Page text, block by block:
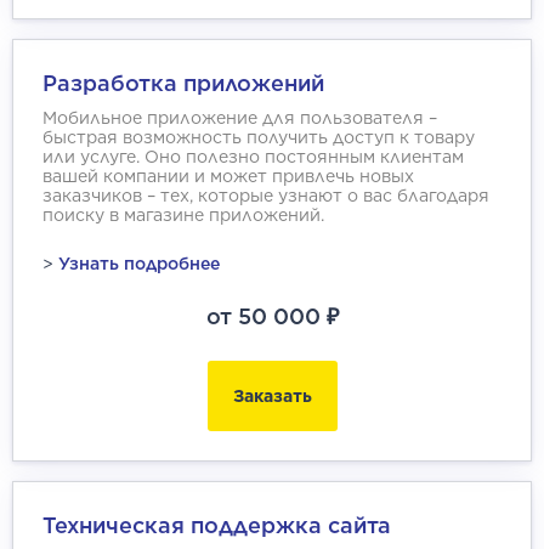
Разработка приложений
Мобильное приложение для пользователя –
быстрая возможность получить доступ к товару
или услуге. Оно полезно постоянным клиентам
вашей компании и может привлечь новых
заказчиков – тех, которые узнают о вас благодаря
поиску в магазине приложений.
> Узнать подробнее
от 50 000 ₽
Заказать
Техническая поддержка сайта